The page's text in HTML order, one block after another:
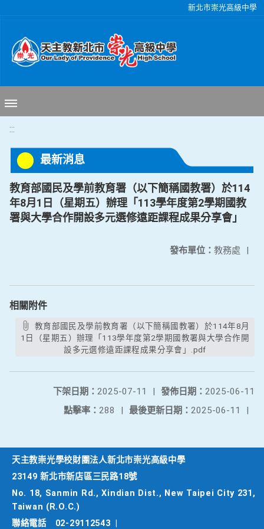
新北市崇光高級中學
:::
最新消息
教育部國民及學前教育署（以下簡稱國教署）於114
年8月1日（星期五）辦理「113學年度第2學期國教
署與大學合作開設多元選修遠距課程成果分享會」
發布單位： 教務處 |
相關附件
1日（星期五）辦理「113學年度第2學期國教署與大學合作開
設多元選修遠距課程成果分享會」.pdf
發佈日期： 2025-06-11
下架日期： 2025-07-11
|
最後更新日期： 2025-06-11 |
點擊率： 288 |
天主教崇光學校財團法人新北市崇光高級中學
23149 新北市新店區三民路18號
No. 18, Sanmin Rd., Xindian Dist., New Taipei City 231,
Taiwan (R.O.C.)
聯絡電話
02-29112543